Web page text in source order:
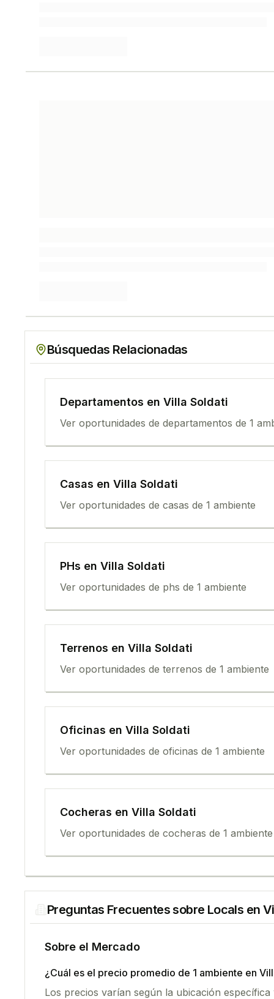
Búsquedas Relacionadas
Departamentos en Villa Soldati
Ver oportunidades de departamentos de 1
Casas en Villa Soldati
Ver oportunidades de casas de 1 ambiente
PHs en Villa Soldati
Ver oportunidades de phs de 1 ambiente
Terrenos en Villa Soldati
Ver oportunidades de terrenos de 1 ambiente
Oficinas en Villa Soldati
Ver oportunidades de oficinas de 1 ambiente
Cocheras en Villa Soldati
Ver oportunidades de cocheras de 1 ambiente
Preguntas Frecuentes sobre Locals en
Sobre el Mercado
¿Cuál es el precio promedio de 1 ambiente en
Los precios varían según la ubicación